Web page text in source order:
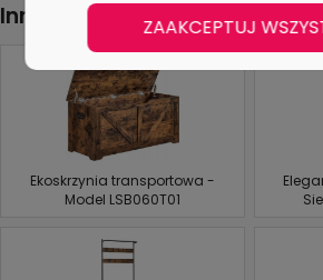
Inne produkty z tej kategorii
Ekoskrzynia transportowa -
Model LSB060T01
ZAAKCEPTUJ